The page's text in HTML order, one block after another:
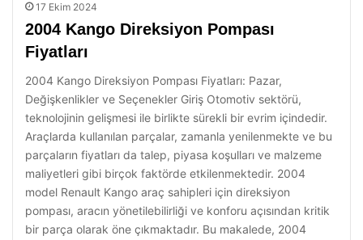
17 Ekim 2024
2004 Kango Direksiyon Pompası
Fiyatları
2004 Kango Direksiyon Pompası Fiyatları: Pazar,
Değişkenlikler ve Seçenekler Giriş Otomotiv sektörü,
teknolojinin gelişmesi ile birlikte sürekli bir evrim içindedir.
Araçlarda kullanılan parçalar, zamanla yenilenmekte ve bu
parçaların fiyatları da talep, piyasa koşulları ve malzeme
maliyetleri gibi birçok faktörde etkilenmektedir. 2004
model Renault Kango araç sahipleri için direksiyon
pompası, aracın yönetilebilirliği ve konforu açısından kritik
bir parça olarak öne çıkmaktadır. Bu makalede, 2004